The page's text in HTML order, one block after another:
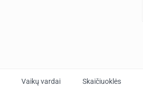
Vaikų vardai Skaičiuoklės